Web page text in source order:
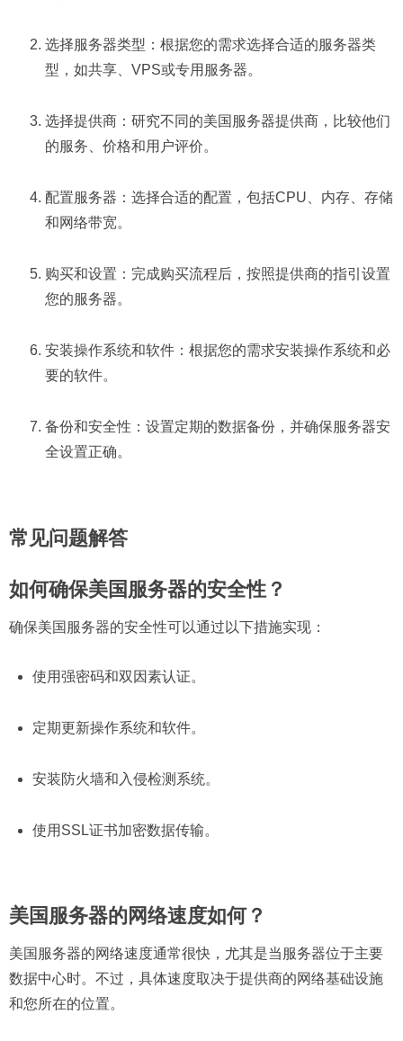
选择服务器类型：根据您的需求选择合适的服务器类
型，如共享、VPS或专用服务器。
选择提供商：研究不同的美国服务器提供商，比较他们
的服务、价格和用户评价。
配置服务器：选择合适的配置，包括CPU、内存、存储
和网络带宽。
购买和设置：完成购买流程后，按照提供商的指引设置
您的服务器。
安装操作系统和软件：根据您的需求安装操作系统和必
要的软件。
备份和安全性：设置定期的数据备份，并确保服务器安
全设置正确。
常见问题解答
如何确保美国服务器的安全性？
确保美国服务器的安全性可以通过以下措施实现：
使用强密码和双因素认证。
定期更新操作系统和软件。
安装防火墙和入侵检测系统。
使用SSL证书加密数据传输。
美国服务器的网络速度如何？
美国服务器的网络速度通常很快，尤其是当服务器位于主要
数据中心时。不过，具体速度取决于提供商的网络基础设施
和您所在的位置。